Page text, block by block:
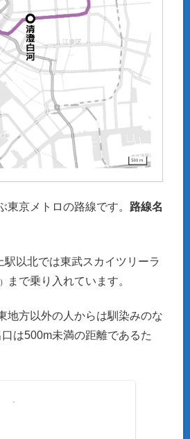
京メトロの路線です。 路線名
駅以北では東武スカイツリーラ
まで乗り入れています。
地方以外の人からは馴染みのな
は500m未満の距離であるた